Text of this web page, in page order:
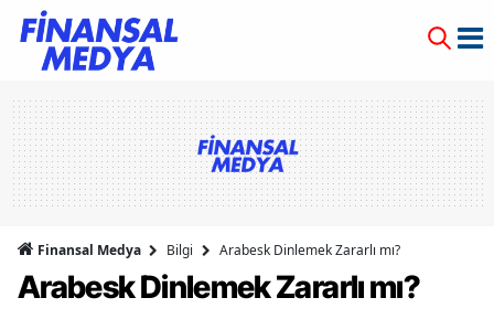
Finansal Medya Bilgi Arabesk Dinlemek Zararlı mı?
Arabesk Dinlemek Zararlı mı?